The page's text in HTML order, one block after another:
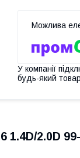
У компанії
будь-який
1.4D/2.0D 99-